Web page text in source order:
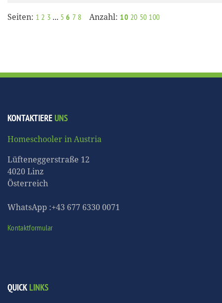
Seiten: 1 2 3 ... 5 6 7 8 Anzahl: 10 20 50 100
KONTAKTIEREUNS
Homeschooler in Austria
Lüfteneggerstraße 12
4020 Linz
Österreich
WhatsApp :+43 677 6330 0071
Kontaktformular
QUICKLINKS